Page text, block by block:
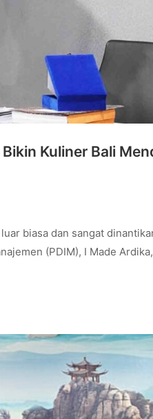
Kuliner Bali
biasa dan sangat
(PDIM), I Made